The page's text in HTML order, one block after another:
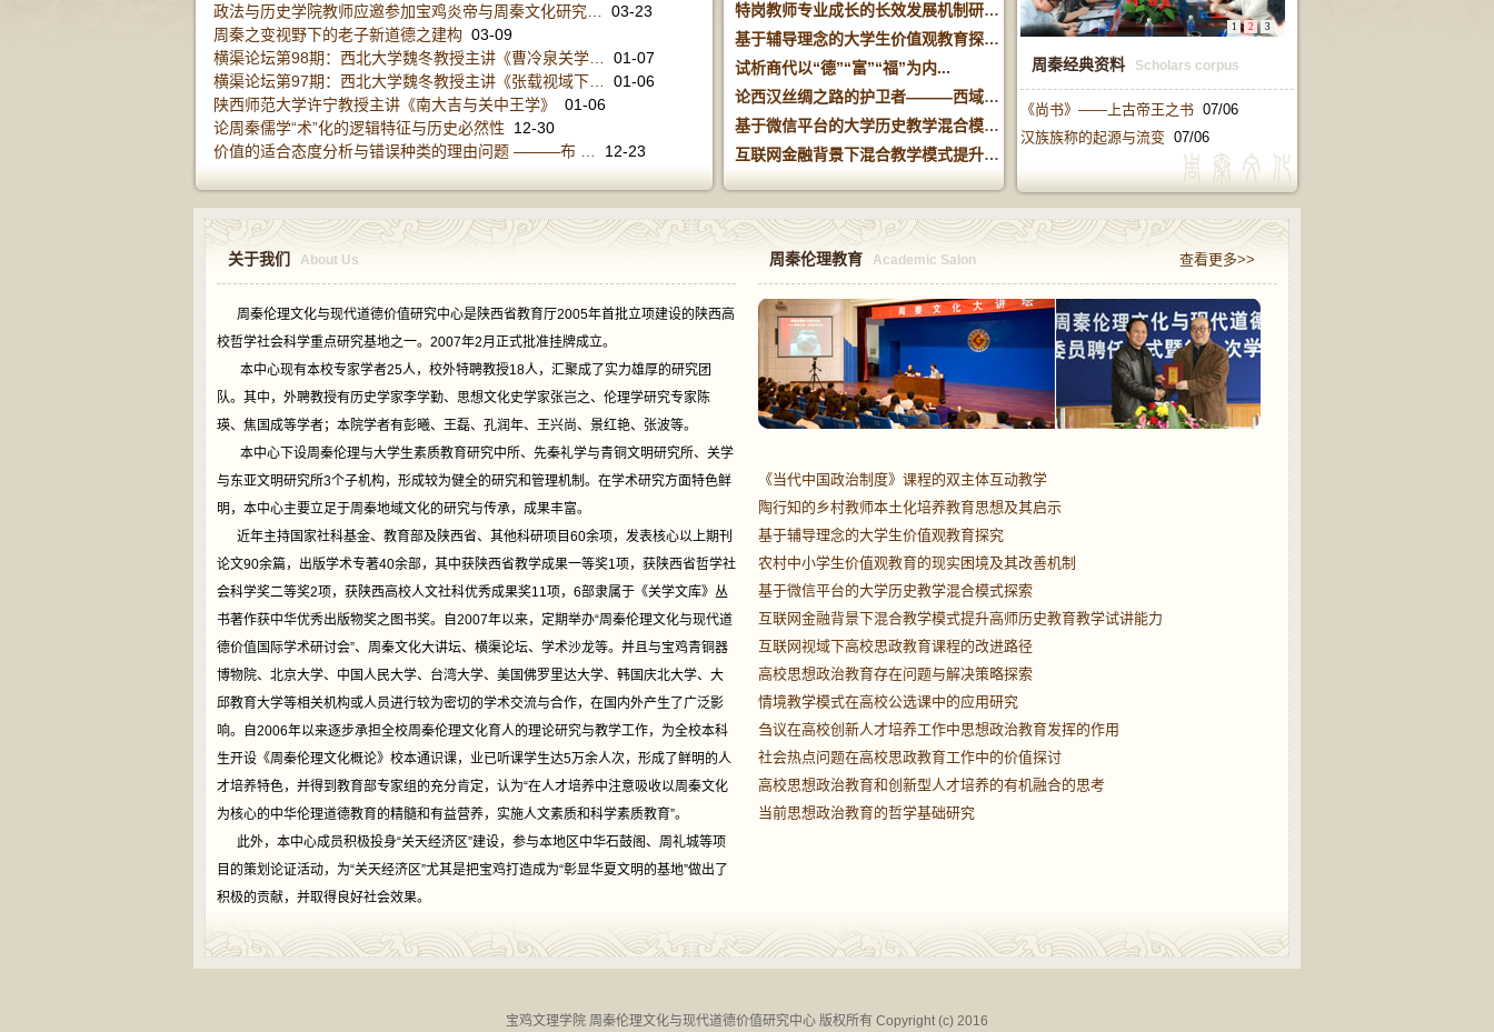
政法与历史学院教师应邀参加宝鸡炎帝与周秦文化研究…
03-23
周秦之变视野下的老子新道德之建构 03-09
横渠论坛第98期：西北大学魏冬教授主讲《曹冷泉关学…
01-07
横渠论坛第97期：西北大学魏冬教授主讲《张载视域下…
01-06
陕西师范大学许宁教授主讲《南大吉与关中王学》
01-06
论周秦儒学“术”化的逻辑特征与历史必然性 12-30
价值的适合态度分析与错误种类的理由问题 ———布 …
12-23
特岗教师专业成长的长效发展机制研究
基于辅导理念的大学生价值观教育探究
试析商代以“德”“富”“福”为内...
论西汉丝绸之路的护卫者———西域都护
基于微信平台的大学历史教学混合模...
互联网金融背景下混合教学模式提升...
1 2 3
周秦经典资料 Scholars corpus
《尚书》——上古帝王之书 07/06
汉族族称的起源与流变 07/06
关于我们 About Us
周秦伦理文化与现代道德价值研究中心是陕西省教育厅2005年首批立项建设的陕西高
校哲学社会科学重点研究基地之一。2007年2月正式批准挂牌成立。
本中心现有本校专家学者25人，校外特聘教授18人，汇聚成了实力雄厚的研究团
队。其中，外聘教授有历史学家李学勤、思想文化史学家张岂之、伦理学研究专家陈
瑛、焦国成等学者；本院学者有彭曦、王磊、孔润年、王兴尚、景红艳、张波等。
本中心下设周秦伦理与大学生素质教育研究中所、先秦礼学与青铜文明研究所、关学
与东亚文明研究所3个子机构，形成较为健全的研究和管理机制。在学术研究方面特色鲜
明，本中心主要立足于周秦地域文化的研究与传承，成果丰富。
近年主持国家社科基金、教育部及陕西省、其他科研项目60余项，发表核心以上期刊
论文90余篇，出版学术专著40余部，其中获陕西省教学成果一等奖1项，获陕西省哲学社
会科学奖二等奖2项，获陕西高校人文社科优秀成果奖11项，6部隶属于《关学文库》丛
书著作获中华优秀出版物奖之图书奖。自2007年以来，定期举办“周秦伦理文化与现代道
德价值国际学术研讨会”、周秦文化大讲坛、横渠论坛、学术沙龙等。并且与宝鸡青铜器
博物院、北京大学、中国人民大学、台湾大学、美国佛罗里达大学、韩国庆北大学、大
邱教育大学等相关机构或人员进行较为密切的学术交流与合作，在国内外产生了广泛影
响。自2006年以来逐步承担全校周秦伦理文化育人的理论研究与教学工作，为全校本科
生开设《周秦伦理文化概论》校本通识课，业已听课学生达5万余人次，形成了鲜明的人
才培养特色，并得到教育部专家组的充分肯定，认为“在人才培养中注意吸收以周秦文化
为核心的中华伦理道德教育的精髓和有益营养，实施人文素质和科学素质教育”。
此外，本中心成员积极投身“关天经济区”建设，参与本地区中华石鼓阁、周礼城等项
目的策划论证活动，为“关天经济区”尤其是把宝鸡打造成为“彰显华夏文明的基地”做出了
积极的贡献，并取得良好社会效果。
周秦伦理教育 Academic Salon 查看更多>>
《当代中国政治制度》课程的双主体互动教学
陶行知的乡村教师本土化培养教育思想及其启示
基于辅导理念的大学生价值观教育探究
农村中小学生价值观教育的现实困境及其改善机制
基于微信平台的大学历史教学混合模式探索
互联网金融背景下混合教学模式提升高师历史教育教学试讲能力
互联网视域下高校思政教育课程的改进路径
高校思想政治教育存在问题与解决策略探索
情境教学模式在高校公选课中的应用研究
刍议在高校创新人才培养工作中思想政治教育发挥的作用
社会热点问题在高校思政教育工作中的价值探讨
高校思想政治教育和创新型人才培养的有机融合的思考
当前思想政治教育的哲学基础研究
宝鸡文理学院 周秦伦理文化与现代道德价值研究中心 版权所有 Copyright (c) 2016